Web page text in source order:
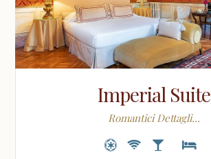
Imperial Suite
Romantici Dettagli...